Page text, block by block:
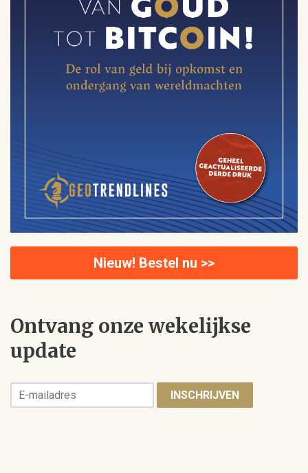
Nieuw! Bestel nu >>
Ontvang onze wekelijkse
update
INSCHRIJVEN